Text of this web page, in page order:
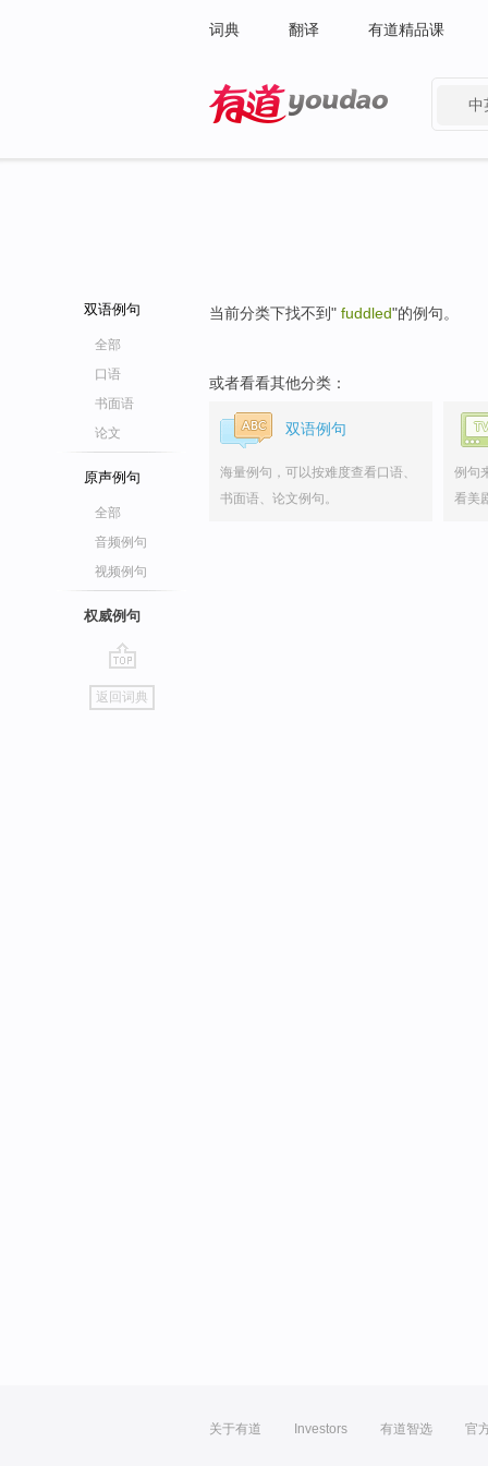
词典 翻译 有道精品课
中
双语例句
全部
口语
书面语
论文
原声例句
全部
音频例句
视频例句
权威例句
go
top
返回词典
当前分类下找不到" fuddled"的例句。
或者看看其他分类：
双语例句
海量例句，可以按难度查看口语、
书面语、论文例句。
例句
看美
关于有道 Investors 有道智选 官